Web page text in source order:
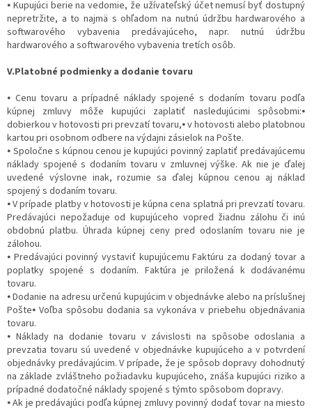
⦁ Kupujúci berie na vedomie, že užívateľský účet nemusí byť dostupný
nepretržite, a to najmä s ohľadom na nutnú údržbu hardwarového a
softwarového vybavenia predávajúceho, napr. nutnú údržbu
hardwarového a softwarového vybavenia tretích osôb.
V.Platobné podmienky a dodanie tovaru
⦁ Cenu tovaru a prípadné náklady spojené s dodaním tovaru podľa
kúpnej zmluvy môže kupujúci zaplatiť nasledujúcimi spôsobmi:⦁
dobierkou v hotovosti pri prevzatí tovaru,⦁ v hotovosti alebo platobnou
kartou pri osobnom odbere na výdajni zásielok na Pošte.
⦁ Spoločne s kúpnou cenou je kupujúci povinný zaplatiť predávajúcemu
náklady spojené s dodaním tovaru v zmluvnej výške. Ak nie je ďalej
uvedené výslovne inak, rozumie sa ďalej kúpnou cenou aj náklad
spojený s dodaním tovaru.
⦁ V prípade platby v hotovosti je kúpna cena splatná pri prevzatí tovaru.
Predávajúci nepožaduje od kupujúceho vopred žiadnu zálohu či inú
obdobnú platbu. Úhrada kúpnej ceny pred odoslaním tovaru nie je
zálohou.
⦁ Predávajúci povinný vystaviť kupujúcemu Faktúru za dodaný tovar a
poplatky spojené s dodaním. Faktúra je priložená k dodávanému
tovaru.
⦁ Dodanie na adresu určenú kupujúcim v objednávke alebo na príslušnej
Pošte⦁ Voľba spôsobu dodania sa vykonáva v priebehu objednávania
tovaru.
⦁ Náklady na dodanie tovaru v závislosti na spôsobe odoslania a
prevzatia tovaru sú uvedené v objednávke kupujúceho a v potvrdení
objednávky predávajúcim. V prípade, že je spôsob dopravy dohodnutý
na základe zvláštneho požiadavku kupujúceho, znáša kupujúci riziko a
prípadné dodatočné náklady spojené s týmto spôsobom dopravy.
⦁ Ak je predávajúci podľa kúpnej zmluvy povinný dodať tovar na miesto